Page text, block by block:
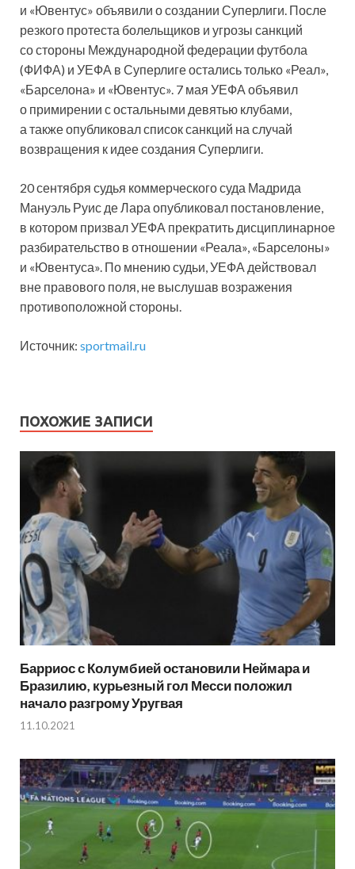
и «Ювентус» объявили о создании Суперлиги. После
резкого протеста болельщиков и угрозы санкций
со стороны Международной федерации футбола
(ФИФА) и УЕФА в Суперлиге остались только «Реал»,
«Барселона» и «Ювентус». 7 мая УЕФА объявил
о примирении с остальными девятью клубами,
а также опубликовал список санкций на случай
возвращения к идее создания Суперлиги.
20 сентября судья коммерческого суда Мадрида
Мануэль Руис де Лара опубликовал постановление,
в котором призвал УЕФА прекратить дисциплинарное
разбирательство в отношении «Реала», «Барселоны»
и «Ювентуса». По мнению судьи, УЕФА действовал
вне правового поля, не выслушав возражения
противоположной стороны.
Источник: sportmail.ru
ПОХОЖИЕ ЗАПИСИ
Барриос с Колумбией остановили Неймара и
Бразилию, курьезный гол Месси положил
начало разгрому Уругвая
11.10.2021